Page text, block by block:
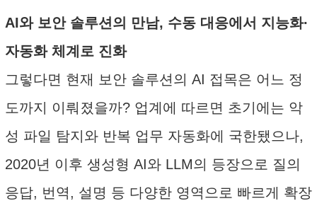
AI와 보안 솔루션의 만남, 수동 대응에서 지능화·
자동화 체계로 진화
그렇다면 현재 보안 솔루션의 AI 접목은 어느 정
도까지 이뤄졌을까? 업계에 따르면 초기에는 악
성 파일 탐지와 반복 업무 자동화에 국한됐으나,
2020년 이후 생성형 AI와 LLM의 등장으로 질의
응답, 번역, 설명 등 다양한 영역으로 빠르게 확장